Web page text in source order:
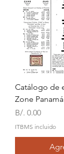
Catálogo de
Zone
Precio
B/. 0.00
ITBMS incluido